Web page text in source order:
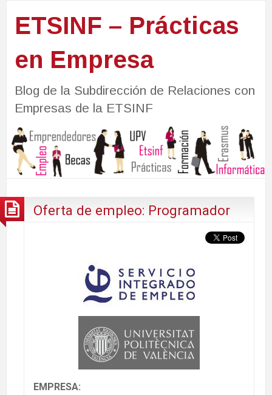
ETSINF – Prácticas
en Empresa
Blog de la Subdirección de Relaciones con
Empresas de la ETSINF
Oferta de empleo: Programador
EMPRESA: